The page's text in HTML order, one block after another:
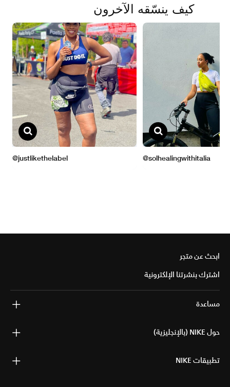
ابحث عن متجر
اشترك بنشرتنا الإلكترونية
مساعدة
حول NIKE (بالإنجليزية)
تطبيقات NIKE